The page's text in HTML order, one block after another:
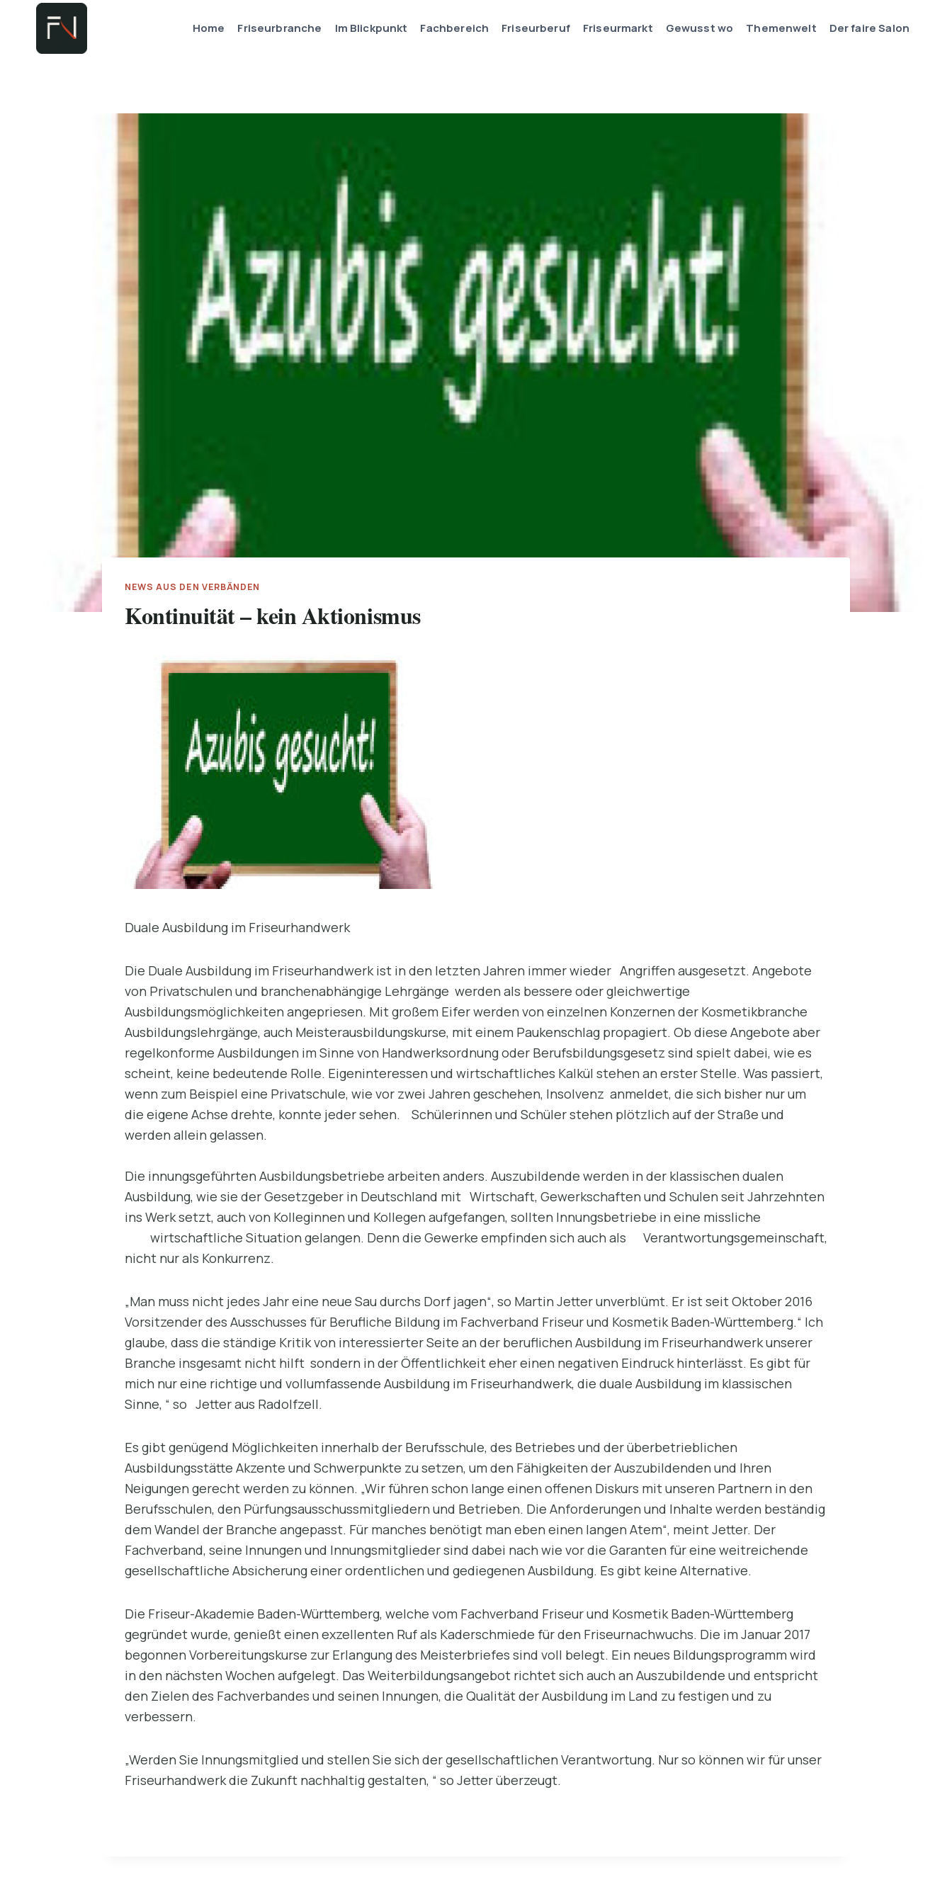
springen
Home Friseurbranche Im Blickpunkt Fachbereich Friseurberuf Friseurmarkt Gewusst wo Themenwelt Der faire Salon
NEWS AUS DEN VERBÄNDEN
Kontinuität – kein Aktionismus
Duale Ausbildung im Friseurhandwerk
Die Duale Ausbildung im Friseurhandwerk ist in den letzten Jahren immer wieder Angriffen ausgesetzt. Angebote
von Privatschulen und branchenabhängige Lehrgänge werden als bessere oder gleichwertige
Ausbildungsmöglichkeiten angepriesen. Mit großem Eifer werden von einzelnen Konzernen der Kosmetikbranche
Ausbildungslehrgänge, auch Meisterausbildungskurse, mit einem Paukenschlag propagiert. Ob diese Angebote aber
regelkonforme Ausbildungen im Sinne von Handwerksordnung oder Berufsbildungsgesetz sind spielt dabei, wie es
scheint, keine bedeutende Rolle. Eigeninteressen und wirtschaftliches Kalkül stehen an erster Stelle. Was passiert,
wenn zum Beispiel eine Privatschule, wie vor zwei Jahren geschehen, Insolvenz anmeldet, die sich bisher nur um
die eigene Achse drehte, konnte jeder sehen. Schülerinnen und Schüler stehen plötzlich auf der Straße und
werden allein gelassen.
Die innungsgeführten Ausbildungsbetriebe arbeiten anders. Auszubildende werden in der klassischen dualen
Ausbildung, wie sie der Gesetzgeber in Deutschland mit Wirtschaft, Gewerkschaften und Schulen seit Jahrzehnten
ins Werk setzt, auch von Kolleginnen und Kollegen aufgefangen, sollten Innungsbetriebe in eine missliche
wirtschaftliche Situation gelangen. Denn die Gewerke empfinden sich auch als Verantwortungsgemeinschaft,
nicht nur als Konkurrenz.
„Man muss nicht jedes Jahr eine neue Sau durchs Dorf jagen“, so Martin Jetter unverblümt. Er ist seit Oktober 2016
Vorsitzender des Ausschusses für Berufliche Bildung im Fachverband Friseur und Kosmetik Baden-Württemberg.“ Ich
glaube, dass die ständige Kritik von interessierter Seite an der beruflichen Ausbildung im Friseurhandwerk unserer
Branche insgesamt nicht hilft sondern in der Öffentlichkeit eher einen negativen Eindruck hinterlässt. Es gibt für
mich nur eine richtige und vollumfassende Ausbildung im Friseurhandwerk, die duale Ausbildung im klassischen
Sinne, “ so Jetter aus Radolfzell.
Es gibt genügend Möglichkeiten innerhalb der Berufsschule, des Betriebes und der überbetrieblichen
Ausbildungsstätte Akzente und Schwerpunkte zu setzen, um den Fähigkeiten der Auszubildenden und Ihren
Neigungen gerecht werden zu können. „Wir führen schon lange einen offenen Diskurs mit unseren Partnern in den
Berufsschulen, den Pürfungsausschussmitgliedern und Betrieben. Die Anforderungen und Inhalte werden beständig
dem Wandel der Branche angepasst. Für manches benötigt man eben einen langen Atem“, meint Jetter. Der
Fachverband, seine Innungen und Innungsmitglieder sind dabei nach wie vor die Garanten für eine weitreichende
gesellschaftliche Absicherung einer ordentlichen und gediegenen Ausbildung. Es gibt keine Alternative.
Die Friseur-Akademie Baden-Württemberg, welche vom Fachverband Friseur und Kosmetik Baden-Württemberg
gegründet wurde, genießt einen exzellenten Ruf als Kaderschmiede für den Friseurnachwuchs. Die im Januar 2017
begonnen Vorbereitungskurse zur Erlangung des Meisterbriefes sind voll belegt. Ein neues Bildungsprogramm wird
in den nächsten Wochen aufgelegt. Das Weiterbildungsangebot richtet sich auch an Auszubildende und entspricht
den Zielen des Fachverbandes und seinen Innungen, die Qualität der Ausbildung im Land zu festigen und zu
verbessern.
„Werden Sie Innungsmitglied und stellen Sie sich der gesellschaftlichen Verantwortung. Nur so können wir für unser
Friseurhandwerk die Zukunft nachhaltig gestalten, “ so Jetter überzeugt.